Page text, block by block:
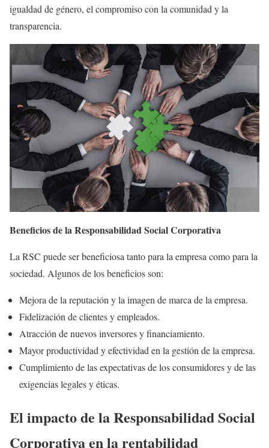
igualdad de género, el compromiso con la comunidad y la
transparencia.
Beneficios de la Responsabilidad Social Corporativa
La RSC puede ser beneficiosa tanto para la empresa como para la
sociedad. Algunos de los beneficios son:
Mejora de la reputación y la imagen de marca de la empresa.
Fidelización de clientes y empleados.
Atracción de nuevos inversores y financiamiento.
Mayor productividad y efectividad en la gestión de la empresa.
Cumplimiento de las expectativas de los consumidores y de las
exigencias legales y éticas.
El impacto de la Responsabilidad Social
Corporativa en la rentabilidad